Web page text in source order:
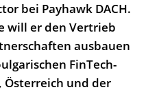
bei Payhawk DACH.
will er den Vertrieb
ausbauen
FinTech-
Österreich und der